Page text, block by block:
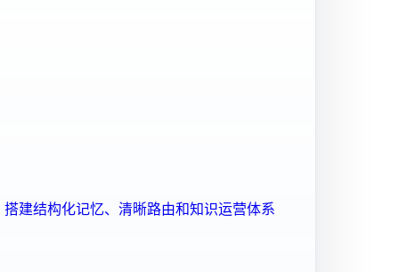
建结构化记忆、清晰路由和知识运营体系